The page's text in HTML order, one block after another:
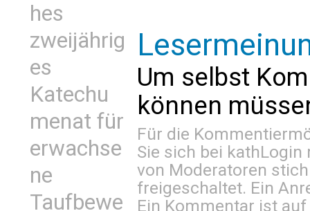
hes
zweijährig
es
Katechu
menat für
erwachse
ne
Taufbewe
Um selbst
können
Für die
Sie sich bei kathLogin
von Moderatoren
freigeschaltet. Ein
Ein Kommentar ist